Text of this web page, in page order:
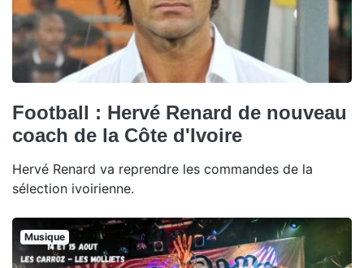
Football : Hervé Renard de nouveau
coach de la Côte d'Ivoire
Hervé Renard va reprendre les commandes de la
sélection ivoirienne.
Musique